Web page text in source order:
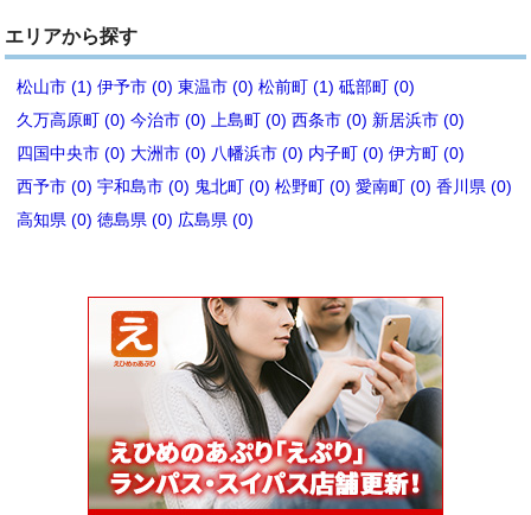
エリアから探す
松山市 (1) 伊予市 (0) 東温市 (0) 松前町 (1) 砥部町 (0)
久万高原町 (0) 今治市 (0) 上島町 (0) 西条市 (0) 新居浜市 (0)
四国中央市 (0) 大洲市 (0) 八幡浜市 (0) 内子町 (0) 伊方町 (0)
西予市 (0) 宇和島市 (0) 鬼北町 (0) 松野町 (0) 愛南町 (0) 香川県 (0)
高知県 (0) 徳島県 (0) 広島県 (0)